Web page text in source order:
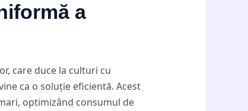
a
care duce la culturi cu
ca o soluție eficientă. Acest
optimizând consumul de